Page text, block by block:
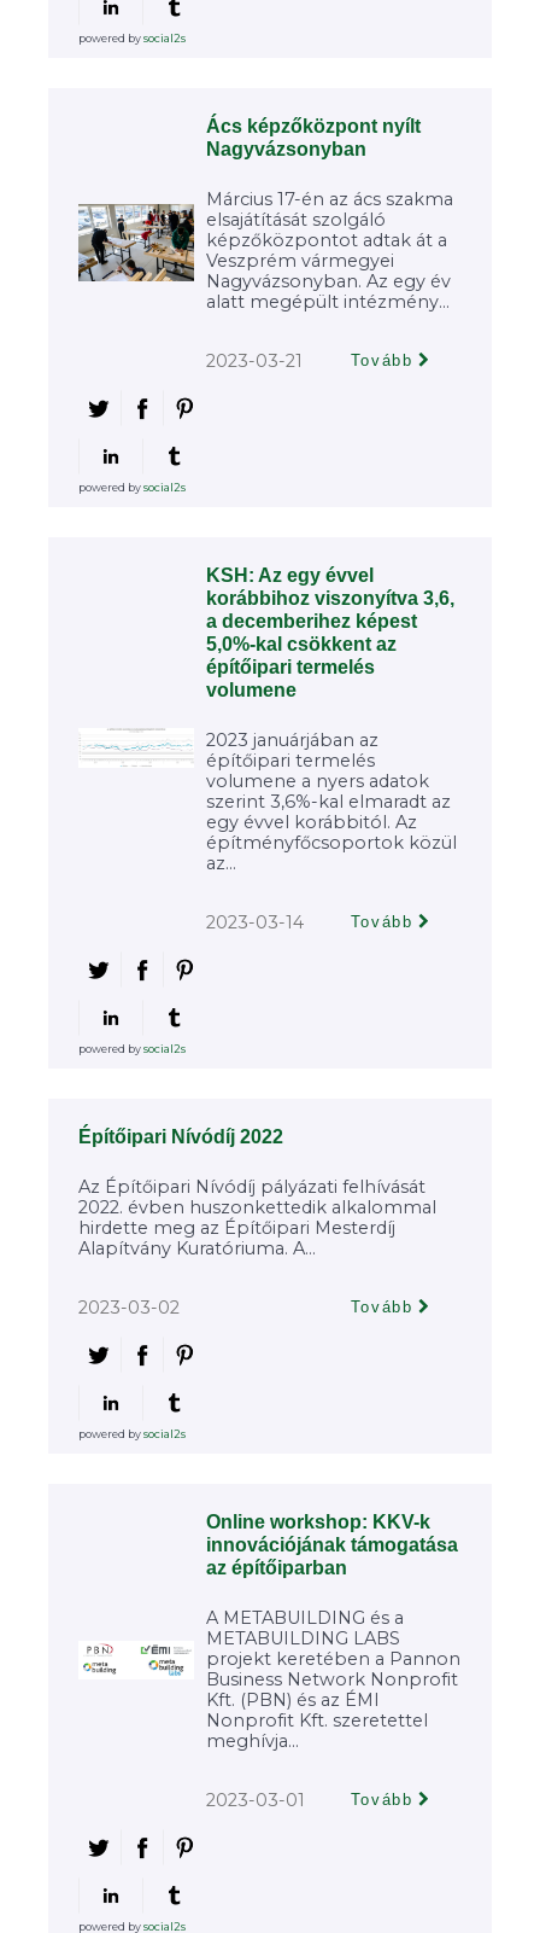
powered bysocial2s
Ács képzőközpont nyílt
Nagyvázsonyban
Március 17-én az ács szakma
elsajátítását szolgáló
képzőközpontot adtak át a
Veszprém vármegyei
Nagyvázsonyban. Az egy év
alatt megépült intézmény...
2023-03-21 Tovább
powered bysocial2s
KSH: Az egy évvel
korábbihoz viszonyítva 3,6,
a decemberihez képest
5,0%-kal csökkent az
építőipari termelés
volumene
2023 januárjában az
építőipari termelés
volumene a nyers adatok
szerint 3,6%-kal elmaradt az
egy évvel korábbitól. Az
építményfőcsoportok közül
az...
2023-03-14 Tovább
powered bysocial2s
Építőipari Nívódíj 2022
Az Építőipari Nívódíj pályázati felhívását
2022. évben huszonkettedik alkalommal
hirdette meg az Építőipari Mesterdíj
Alapítvány Kuratóriuma. A...
2023-03-02 Tovább
powered bysocial2s
Online workshop: KKV-k
innovációjának támogatása
az építőiparban
A METABUILDING és a
METABUILDING LABS
projekt keretében a Pannon
Business Network Nonprofit
Kft. (PBN) és az ÉMI
Nonprofit Kft. szeretettel
meghívja...
2023-03-01 Tovább
powered bysocial2s